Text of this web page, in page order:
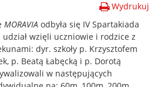
Wydrukuj
MORAVIA odbyła się IV Spartakiada
wzięli uczniowie i rodzice z
dyr. szkoły p. Krzysztofem
p. Beatą Łabęcką i p. Dorotą
w następujących